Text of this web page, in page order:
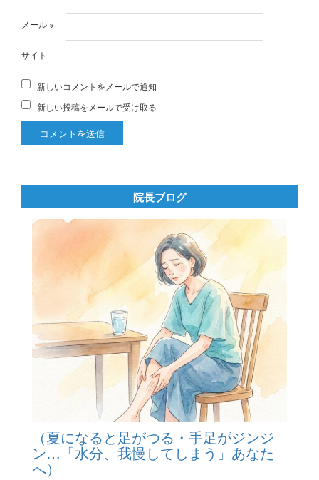
メール※
サイト
新しいコメントをメールで通知
新しい投稿をメールで受け取る
院長ブログ
（夏になると足がつる・手足がジンジ
ン…「水分、我慢してしまう」あなた
へ）